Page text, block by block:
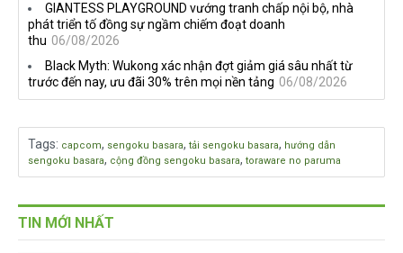
GIANTESS PLAYGROUND vướng tranh chấp nội bộ, nhà
phát triển tố đồng sự ngầm chiếm đoạt doanh
thu 06/08/2026
Black Myth: Wukong xác nhận đợt giảm giá sâu nhất từ
trước đến nay, ưu đãi 30% trên mọi nền tảng 06/08/2026
Tags: capcom, sengoku basara, tải sengoku basara, hướng dẫn
sengoku basara, cộng đồng sengoku basara, toraware no paruma
TIN MỚI NHẤT